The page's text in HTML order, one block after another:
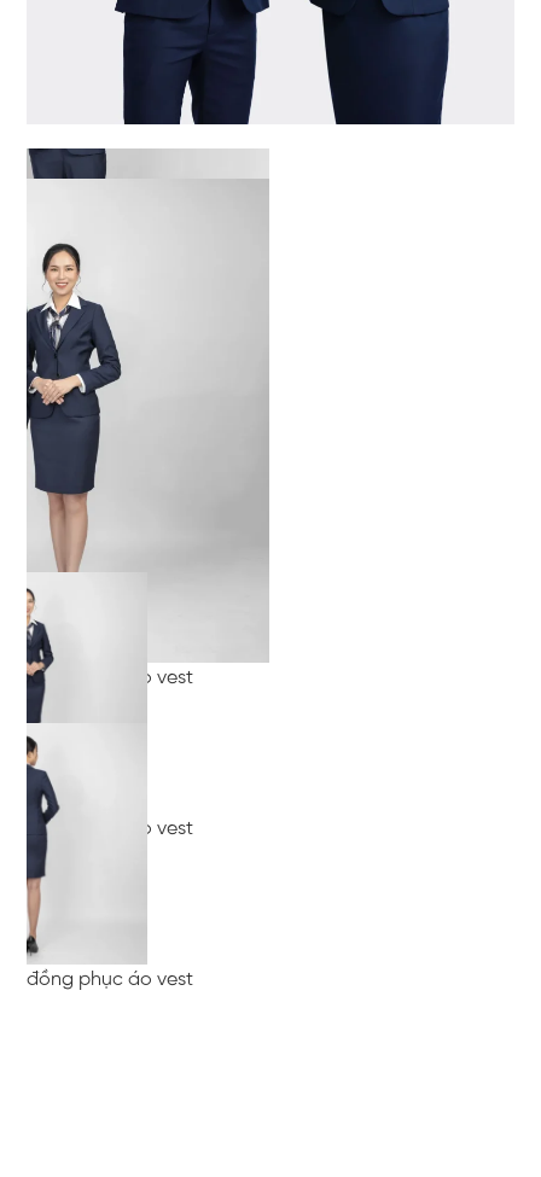
đồng phục áo vest
đồng phục áo vest
đồng phục áo vest
đồng phục áo vest